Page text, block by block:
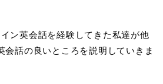
ン英会話を経験してきた私達が他
会話の良いところを説明していきま